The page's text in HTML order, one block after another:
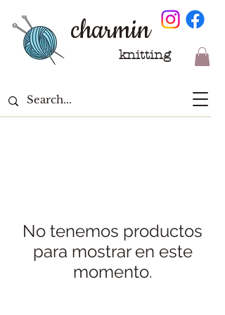
charmin
knitting
No tenemos productos
para mostrar en este
momento.